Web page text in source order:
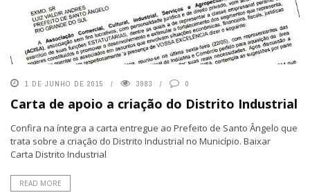
1 DE JUNHO DE 2015 3983 0
Carta de apoio a criação do Distrito Industrial
Confira na íntegra a carta entregue ao Prefeito de Santo Ângelo que
trata sobre a criação do Distrito Industrial no Município. Baixar
Carta Distrito Industrial
READ MORE